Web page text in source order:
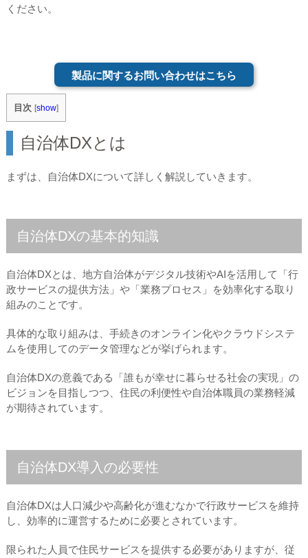
ください。
製品に関するお問い合わせはこちら
目次 [show]
自治体DXとは
まずは、自治体DXについて詳しく解説していきます。
自治体DXの基本的知識
自治体DXとは、地方自治体がデジタル技術やAIを活用して「行
政サービスの提供方法」や「業務プロセス」を効率化する取り
組みのことです。
具体的な取り組みは、手続きのオンライン化やクラウドシステ
ムを使用してのデータ管理などが挙げられます。
自治体DXの意義である「誰もが幸せに暮らせる社会の実現」の
ビジョンを目指しつつ、住民の利便性や自治体職員の業務軽減
が期待されています。
自治体DX導入の必要性
自治体DXは人口減少や高齢化が進むなかで行政サービスを維持
し、効率的に運営するために必要とされています。
限られた人員で住民サービスを提供する必要がありますが、従